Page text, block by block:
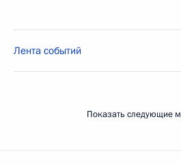
Лента событий
Показать следующие